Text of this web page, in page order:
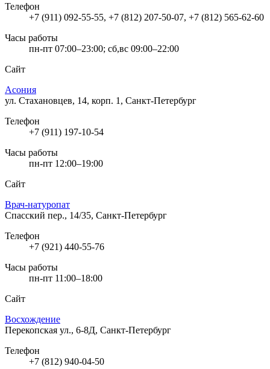
Телефон
+7 (911) 092-55-55, +7 (812) 207-50-07, +7 (812) 565-62-60
Часы работы
пн-пт 07:00–23:00; сб,вс 09:00–22:00
Сайт
Асония
ул. Стахановцев, 14, корп. 1, Санкт-Петербург
Телефон
+7 (911) 197-10-54
Часы работы
пн-пт 12:00–19:00
Сайт
Врач-натуропат
Спасский пер., 14/35, Санкт-Петербург
Телефон
+7 (921) 440-55-76
Часы работы
пн-пт 11:00–18:00
Сайт
Восхождение
Перекопская ул., 6-8Д, Санкт-Петербург
Телефон
+7 (812) 940-04-50